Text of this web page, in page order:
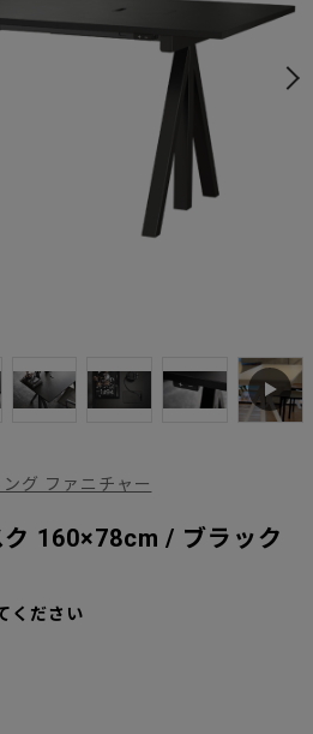
グ ファニチャー
160×78cm / ブラック
ください